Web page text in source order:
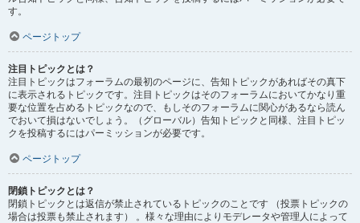
す。
ページトップ
注目トピックとは？
注目トピックはフォーラムの最初のページに、告知トピックがあればその真下
に表示されるトピックです。注目トピックはそのフォーラムにおいてかなり重
要な位置を占めるトピックなので、もしそのフォーラムに関心があるなら読ん
でおいて損はないでしょう。（グローバル）告知トピックと同様、注目トピッ
クを投稿するにはパーミッションが必要です。
ページトップ
閉鎖トピックとは？
閉鎖トピックとは返信が禁止されているトピックのことです （投票トピックの
場合は投票も禁止されます） 。様々な理由によりモデレータや管理人によって